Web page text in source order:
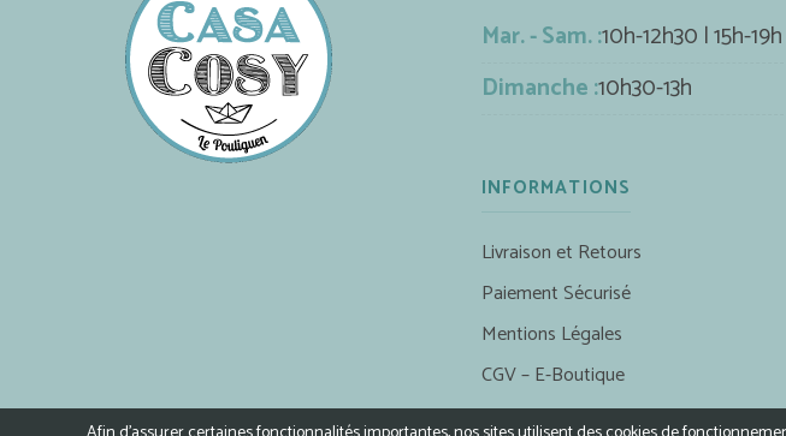
Mar. - Sam. :10h-12h30 | 15h-19h
Dimanche :10h30-13h
INFORMATIONS
Livraison et Retours
Paiement Sécurisé
Mentions Légales
CGV – E-Boutique